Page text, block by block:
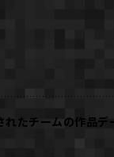
たチームの作品デ